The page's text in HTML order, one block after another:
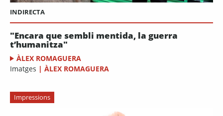
INDIRECTA
"Encara que sembli mentida, la guerra
t’humanitza"
ÀLEX ROMAGUERA
Imatges | ÀLEX ROMAGUERA
Impressions